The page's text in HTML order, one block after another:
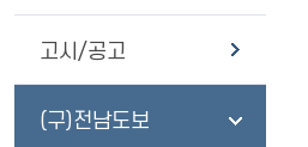
고시/공고
(구)전남도보